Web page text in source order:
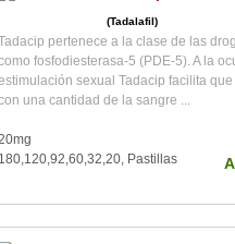
(Tadalafil)
pertenece a la clase de las
fosfodiesterasa-5 (PDE-5). A la
sexual Tadacip facilita
una cantidad de la sangre ...
180,120,92,60,32,20, Pastillas